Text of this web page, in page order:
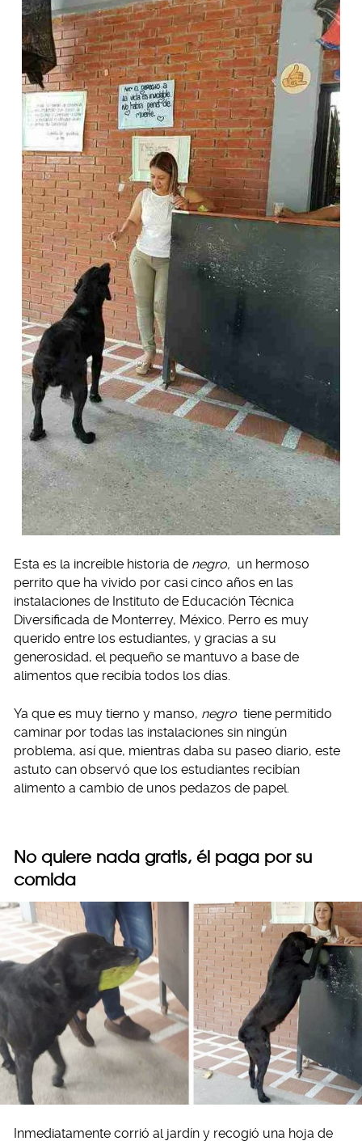
Esta es la increíble historia de negro, un hermoso
perrito que ha vivido por casi cinco años en las
instalaciones de Instituto de Educación Técnica
Diversificada de Monterrey, México. Perro es muy
querido entre los estudiantes, y gracias a su
generosidad, el pequeño se mantuvo a base de
alimentos que recibía todos los días.
Ya que es muy tierno y manso, negro tiene permitido
caminar por todas las instalaciones sin ningún
problema, así que, mientras daba su paseo diario, este
astuto can observó que los estudiantes recibían
alimento a cambio de unos pedazos de papel.
No quiere nada gratis, él paga por su
comida
Inmediatamente corrió al jardín y recogió una hoja de